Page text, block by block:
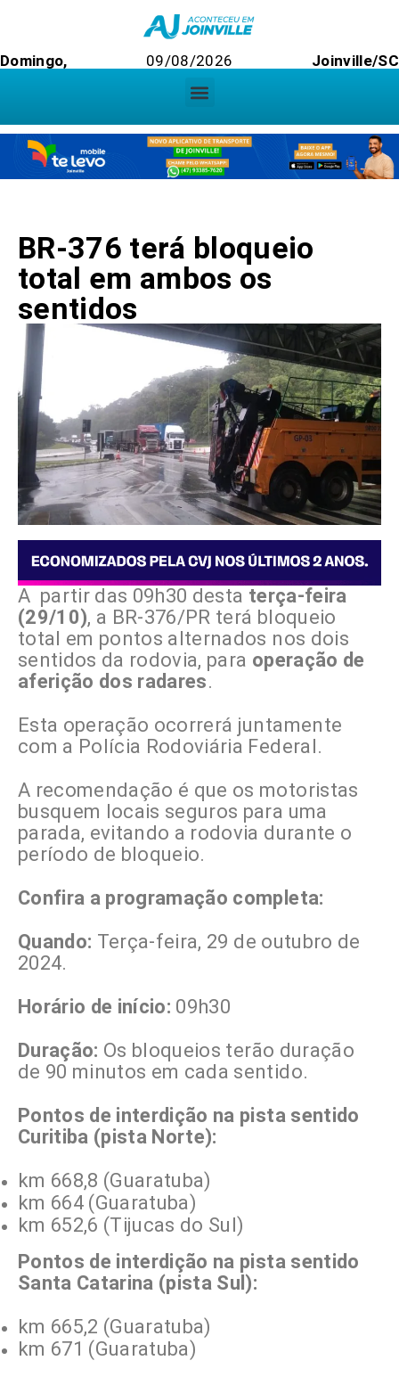
Domingo, 09/08/2026 Joinville/SC
BR-376 terá bloqueio
total em ambos os
sentidos
A partir das 09h30 desta terça-feira
(29/10), a BR-376/PR terá bloqueio
total em pontos alternados nos dois
sentidos da rodovia, para operação de
aferição dos radares.
Esta operação ocorrerá juntamente
com a Polícia Rodoviária Federal.
A recomendação é que os motoristas
busquem locais seguros para uma
parada, evitando a rodovia durante o
período de bloqueio.
Confira a programação completa:
Quando: Terça-feira, 29 de outubro de
2024.
Horário de início: 09h30
Duração: Os bloqueios terão duração
de 90 minutos em cada sentido.
Pontos de interdição na pista sentido
Curitiba (pista Norte):
km 668,8 (Guaratuba)
km 664 (Guaratuba)
km 652,6 (Tijucas do Sul)
Pontos de interdição na pista sentido
Santa Catarina (pista Sul):
km 665,2 (Guaratuba)
km 671 (Guaratuba)